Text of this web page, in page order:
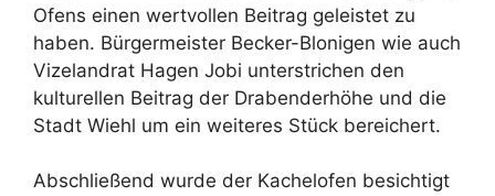
Ofens einen wertvollen Beitrag geleistet zu
haben. Bürgermeister Becker-Blonigen wie auch
Vizelandrat Hagen Jobi unterstrichen den
kulturellen Beitrag der Drabenderhöhe und die
Stadt Wiehl um ein weiteres Stück bereichert.
Abschließend wurde der Kachelofen besichtigt